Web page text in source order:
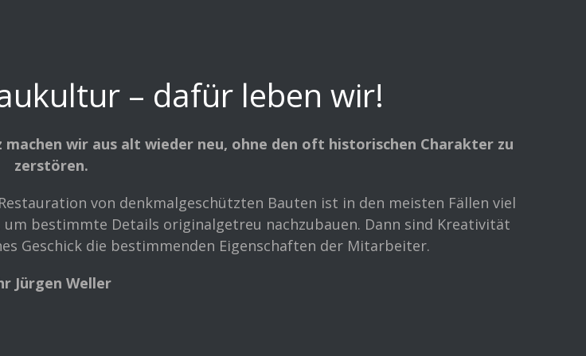
– dafür leben wir!
wir aus alt wieder neu, ohne den oft historischen Charakter zu
zerstören.
von denkmalgeschützten Bauten ist in den meisten Fällen viel
bestimmte Details originalgetreu nachzubauen. Dann sind Kreativität
Geschick die bestimmenden Eigenschaften der Mitarbeiter.
Jürgen Weller